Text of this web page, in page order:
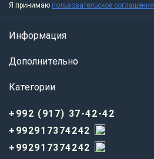
Я принимаю пользовательское соглашения
Информация
Дополнительно
Категории
+992 (917) 37-42-42
+992917374242
+992917374242